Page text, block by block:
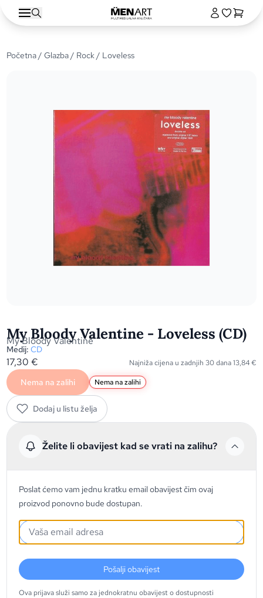
Početna/Glazba/ Rock/ Loveless
My Bloody Valentine - Loveless (CD)
My Bloody Valentine
Medij: CD
17,30€ Najniža cijena u zadnjih 30 dana13,84€
Nema na zalihi Nema na zalihi
Dodaj u listu želja
Želite li obavijest kad se vrati na zalihu?
Poslat ćemo vam jednu kratku email obavijest čim ovaj
proizvod ponovno bude dostupan.
Pošalji obavijest
Ova prijava služi samo za jednokratnu obavijest o dostupnosti